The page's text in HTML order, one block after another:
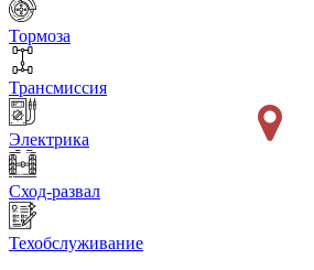
Тормоза
Трансмиссия
Электрика
Сход-развал
Техобслуживание